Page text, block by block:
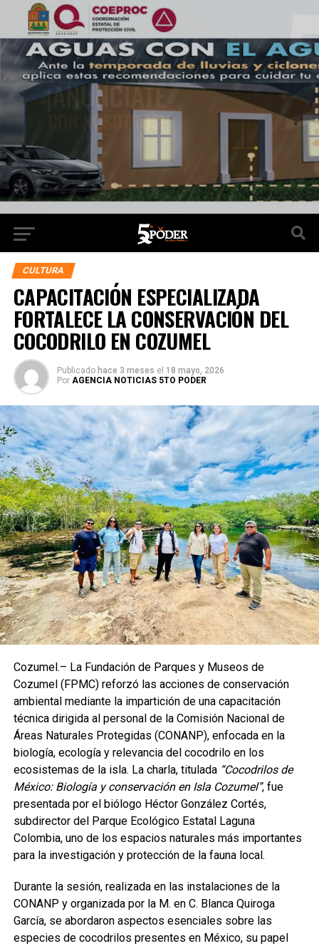
CULTURA
CAPACITACIÓN ESPECIALIZADA
FORTALECE LA CONSERVACIÓN DEL
COCODRILO EN COZUMEL
Publicado hace 3 meses el 18 mayo, 2026
Por AGENCIA NOTICIAS 5TO PODER
Cozumel.– La Fundación de Parques y Museos de
Cozumel (FPMC) reforzó las acciones de conservación
ambiental mediante la impartición de una capacitación
técnica dirigida al personal de la Comisión Nacional de
Áreas Naturales Protegidas (CONANP), enfocada en la
biología, ecología y relevancia del cocodrilo en los
ecosistemas de la isla. La charla, titulada “Cocodrilos de
México: Biología y conservación en Isla Cozumel”, fue
presentada por el biólogo Héctor González Cortés,
subdirector del Parque Ecológico Estatal Laguna
Colombia, uno de los espacios naturales más importantes
para la investigación y protección de la fauna local.
Durante la sesión, realizada en las instalaciones de la
CONANP y organizada por la M. en C. Blanca Quiroga
García, se abordaron aspectos esenciales sobre las
especies de cocodrilos presentes en México, su papel